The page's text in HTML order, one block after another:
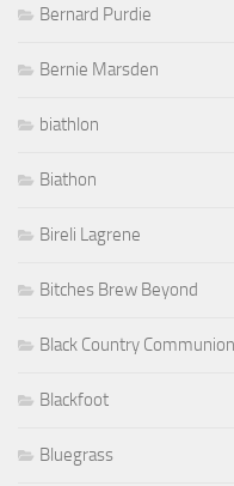
Bernard Purdie
Bernie Marsden
biathlon
Biathon
Bireli Lagrene
Bitches Brew Beyond
Black Country Communion
Blackfoot
Bluegrass